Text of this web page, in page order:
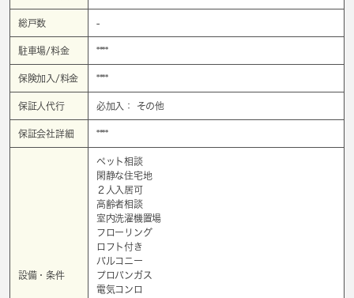
総戸数 -
駐車場/料金 ****
保険加入/料金 ****
保証人代行 必加入： その他
保証会社詳細 ****
設備・条件
ペット相談
閑静な住宅地
２人入居可
高齢者相談
室内洗濯機置場
フローリング
ロフト付き
バルコニー
プロパンガス
電気コンロ